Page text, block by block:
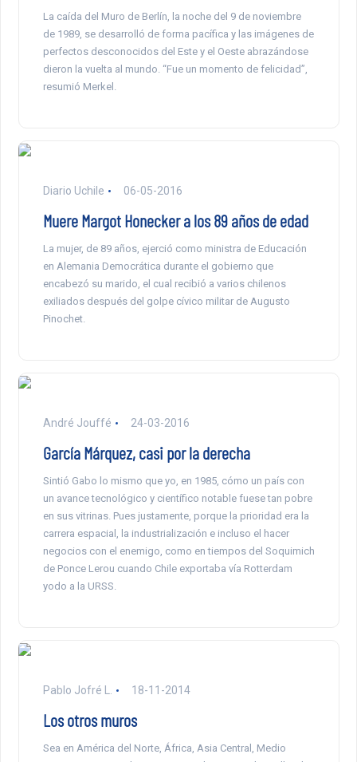
La caída del Muro de Berlín, la noche del 9 de noviembre
de 1989, se desarrolló de forma pacífica y las imágenes de
perfectos desconocidos del Este y el Oeste abrazándose
dieron la vuelta al mundo. “Fue un momento de felicidad”,
resumió Merkel.
Diario Uchile 06-05-2016
Muere Margot Honecker a los 89 años de edad
La mujer, de 89 años, ejerció como ministra de Educación
en Alemania Democrática durante el gobierno que
encabezó su marido, el cual recibió a varios chilenos
exiliados después del golpe cívico militar de Augusto
Pinochet.
André Jouffé 24-03-2016
García Márquez, casi por la derecha
Sintió Gabo lo mismo que yo, en 1985, cómo un país con
un avance tecnológico y científico notable fuese tan pobre
en sus vitrinas. Pues justamente, porque la prioridad era la
carrera espacial, la industrialización e incluso el hacer
negocios con el enemigo, como en tiempos del Soquimich
de Ponce Lerou cuando Chile exportaba vía Rotterdam
yodo a la URSS.
Pablo Jofré L. 18-11-2014
Los otros muros
Sea en América del Norte, África, Asia Central, Medio